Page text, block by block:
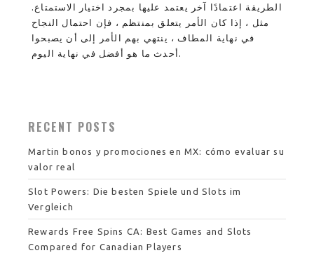
الطريقة اعتمادًا آخر يعتمد عليها بمجرد اختيار الاستمتاع.
مثل ، إذا كان الأمر يتعلق بمنتظم ، فإن احتمال النجاح
في نهاية المطاف ، ينتهي بهم الأمر إلى أن يصبحوا
أحدث ما هو أفضل في نهاية اليوم.
RECENT POSTS
Martin bonos y promociones en MX: cómo evaluar su
valor real
Slot Powers: Die besten Spiele und Slots im
Vergleich
Rewards Free Spins CA: Best Games and Slots
Compared for Canadian Players